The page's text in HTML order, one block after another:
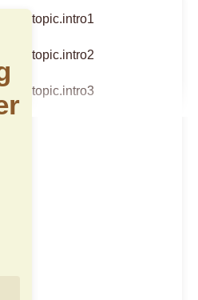
topic.intro1
topic.intro2
topic.intro3